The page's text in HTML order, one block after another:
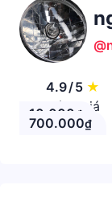
4.9/5 ★
Đánh giá
10.000 ₫
700.000₫